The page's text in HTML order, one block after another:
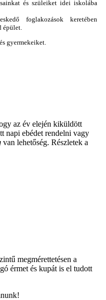
és szüleiket idei iskolába
foglakozások keretében
épület.
gyermekeiket.
az év elején kiküldött
napi ebédet rendelni vagy
van lehetőség. Részletek a
megmérettetésen a
érmet és kupát is el tudott